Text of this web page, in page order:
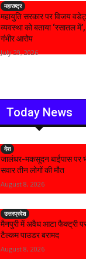
महाराष्ट्र
महायुति सरकार पर विजय
व्यवस्था को बताया ‘रसातल
गंभीर आरोप
July 29, 2026
Today News
देश
जालंधर-मकसूदन बाईपास पर
सवार तीन लोगों की मौत
August 8, 2026
उत्तरप्रदेश
मैनपुरी में अवैध आटा फैक्ट्री
टैल्कम पाउडर बरामद
August 8, 2026